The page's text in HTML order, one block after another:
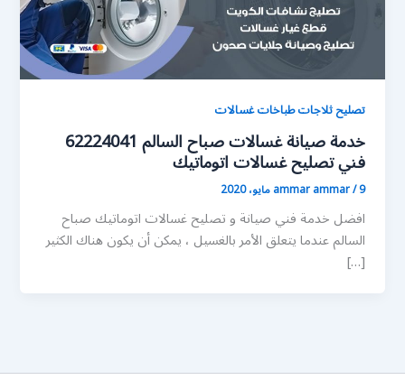
تصليح ثلاجات طباخات غسالات
خدمة صيانة غسالات صباح السالم 62224041
فني تصليح غسالات اتوماتيك
ammar ammar/9 مايو، 2020
افضل خدمة فني صيانة و تصليح غسالات اتوماتيك صباح
السالم عندما يتعلق الأمر بالغسيل ، يمكن أن يكون هناك الكثير
[…]